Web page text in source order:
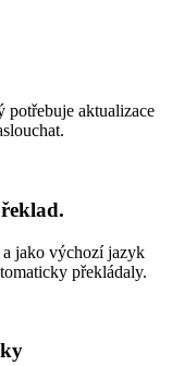
potřebuje aktualizace
jako výchozí jazyk
překládaly.